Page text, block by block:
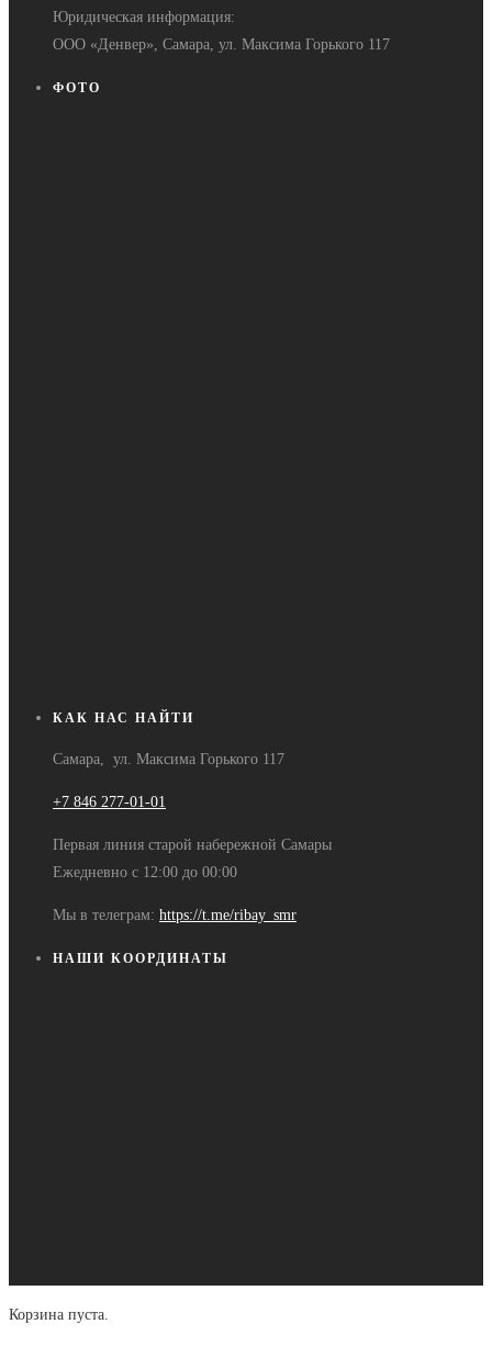
Юридическая информация:
ООО «Денвер», Самара, ул. Максима Горького 117
ФОТО
КАК НАС НАЙТИ
Самара, ул. Максима Горького 117
+7 846 277-01-01
Первая линия старой набережной Самары
Ежедневно с 12:00 до 00:00
Мы в телеграм: https://t.me/ribay_smr
НАШИ КООРДИНАТЫ
Корзина пуста.